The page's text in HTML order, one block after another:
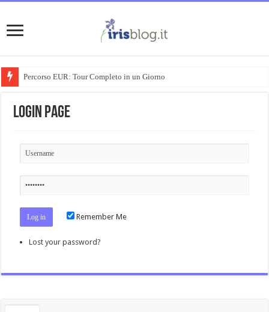
Percorso EUR: Tour Completo in un Giorno
Login Page
Remember Me
Lost your password?